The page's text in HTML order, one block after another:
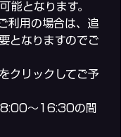
能となります。
利用の場合は、追
となりますのでご
クリックしてご予
8:00～16:30の間